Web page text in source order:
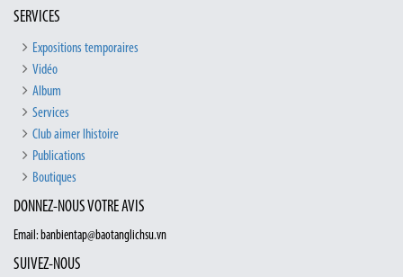
SERVICES
Expositions temporaires
Vidéo
Album
Services
Club aimer lhistoire
Publications
Boutiques
DONNEZ-NOUS VOTRE AVIS
Email: banbientap@baotanglichsu.vn
SUIVEZ-NOUS